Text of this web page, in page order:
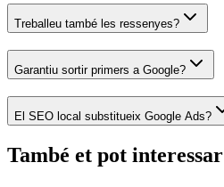
Treballeu també les ressenyes?
Garantiu sortir primers a Google?
El SEO local substitueix Google Ads?
També et pot interessar